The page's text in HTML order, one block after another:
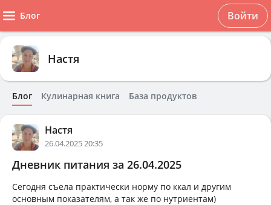
Блог Войти
Настя
Блог Кулинарная книга База продуктов
Настя
26.04.2025 20:35
Дневник питания за 26.04.2025
Сегодня съела практически норму по ккал и другим
основным показателям, а так же по нутриентам)